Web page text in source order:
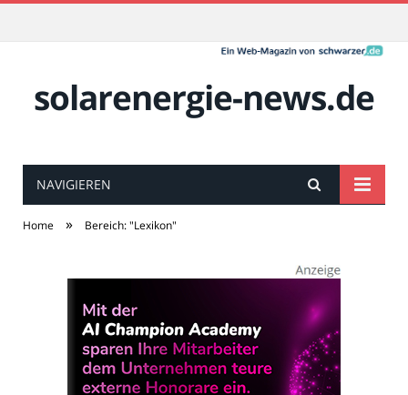
solarenergie-news.de
NAVIGIEREN
Home » Bereich: "Lexikon"